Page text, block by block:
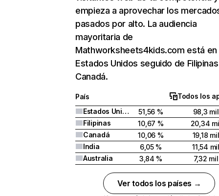
empieza a aprovechar los
pasados por alto. La audiencia
mayoritaria de
Mathworksheets4kids.com está en
Estados Unidos seguido de
Canadá.
País
Todos los
Estados Unidos
51,56 %
98,3 mil
Filipinas
10,67 %
20,34
Canadá
10,06 %
19,18 mil
India
6,05 %
11,54 mil
Australia
3,84 % 7,32 mil
Ver todos los países →